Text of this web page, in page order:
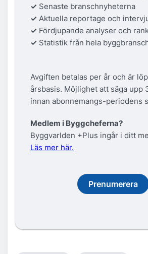
✓ Senaste branschnyheterna
✓ Aktuella reportage och
✓ Fördjupande analyser och
✓ Statistik från hela
Avgiften betalas per år och är
årsbasis. Möjlighet att säga upp
innan abonnemangs-periodens
Medlem i Byggcheferna?
Byggvarlden +Plus ingår i ditt
Läs mer här.
Prenumerera